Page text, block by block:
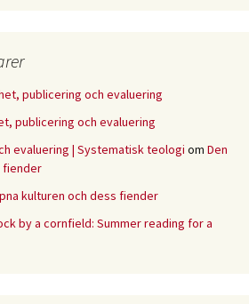
publicering och evaluering
publicering och evaluering
evaluering | Systematisk teologi om Den
fiender
kulturen och dess fiender
by a cornfield: Summer reading for a